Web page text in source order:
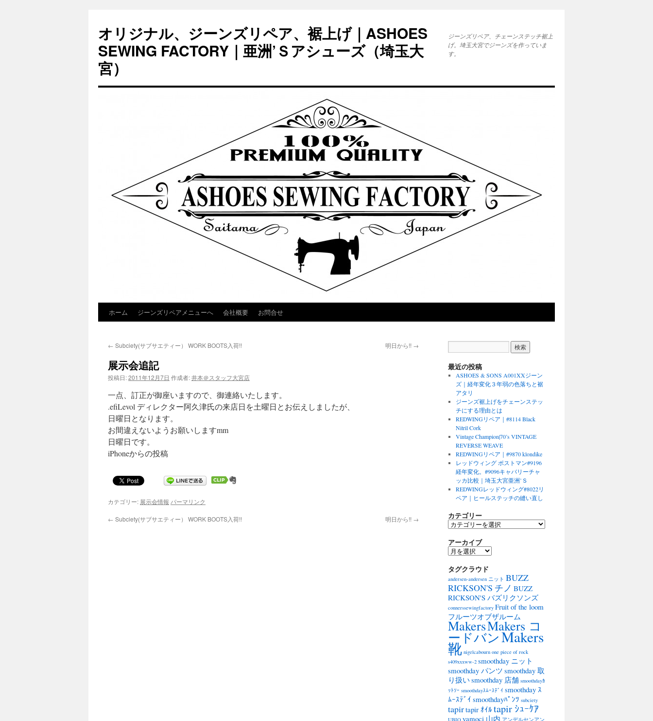
オリジナル、ジーンズリペア、裾上げ｜ASHOES
SEWING FACTORY｜亜洲’Ｓアシューズ（埼玉大
宮）
ジーンズリペア、チェーンステッチ裾上
げ。埼玉大宮でジーンズを作っていま
す。
テ
ン
ホーム ジーンズリペアメニューへ 会社概要 お問合せ
← Subciety(サブサエティー） WORK BOOTS入荷!! 明日から!! →
展示会追記
投稿日:2011年12月7日 作成者:井本＠スタッフ大宮店
一点、訂正が御座いますので、御連絡いたします。
.efiLevol ディレクター阿久津氏の来店日を土曜日とお伝えしましたが、
日曜日となります。
お間違えないようお願いしますmm
日曜日です。
iPhoneからの投稿
カテゴリー: 展示会情報 パーマリンク
← Subciety(サブサエティー） WORK BOOTS入荷!! 明日から!! →
最近の投稿
ASHOES & SONS A001XXジーン
ズ｜経年変化３年弱の色落ちと裾
アタリ
ジーンズ裾上げをチェーンステッ
チにする理由とは
REDWINGリペア｜#8114 Black
Nitril Cork
Vintage Champion|70’s VINTAGE
REVERSE WEAVE
REDWINGリペア｜#9870 klondike
レッドウィング ポストマン#9196
経年変化。#9096キャバリーチャ
ッカ比較｜埼玉大宮亜洲’Ｓ
REDWINGレッドウィング#8022リ
ペア｜ヒールステッチの縫い直し
カテゴリー
カ
ゴ
リ
アーカイブ
ア
カ
イ
ブ
タグクラウド
andersen-andersen ニット BUZZ
RICKSON'S チノ BUZZ
RICKSON'S バズリクソンズ
connerssewingfactory Fruit of the loom
フルーツオブザルーム
MakersMakers コ
ードバンMakers
靴 nigelcabourn one piece of rock
s409xxxww-2 smoothday ニット
smoothday パンツ smoothday 取
り扱い smoothday 店舗 smoothdayｶ
ｯﾄｿｰ smoothdayｽﾑｰｽﾃﾞｲ smoothday ｽ
ﾑｰｽﾃﾞｲ smoothdayﾊﾟﾝﾂ subciety
tapirtapir ｵｲﾙ tapir ｼｭｰｹｱ
UBIQ yamoci 山内 アンデルセンアン